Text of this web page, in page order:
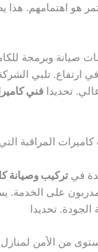
هو اهتمامهم. هذا
صيانة وبرمجة
ارتفاع. تلبي
تحديدافني
المراقبة
فيتركيب وصيانة
على الخدمة.
الجودة. تحديدا
من الأمن